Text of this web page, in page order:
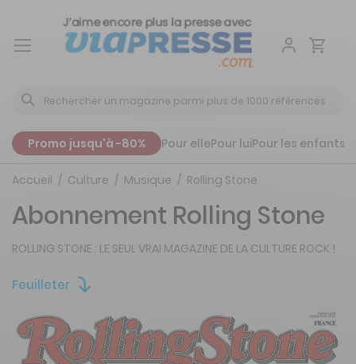
Aller
Promo jusqu'à -80% Pour ellePour luiPour les enfants
Accueil Culture Musique Rolling Stone
Feuilleter
Abonnement Rolling Stone
ROLLING STONE : LE SEUL VRAI MAGAZINE DE LA CULTURE ROCK !